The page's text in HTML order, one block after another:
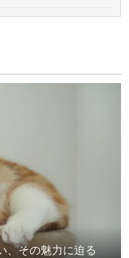
、その魅力に迫る